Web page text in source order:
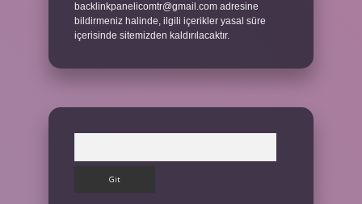
backlinkpanelicomtr@gmail.com adresine
bildirmeniz halinde, ilgili içerikler yasal süre
içerisinde sitemizden kaldırılacaktır.